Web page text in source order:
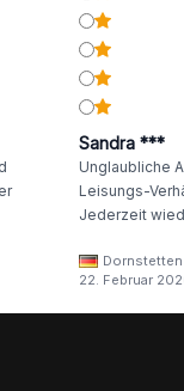
Sandra ***
Unglaubliche
Leisungs-
Jederzeit
Dornstetten
22. Februar